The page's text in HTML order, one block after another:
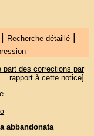
Recherche détaillé|
part des corrections par
rapport à cette notice]
abbandonata